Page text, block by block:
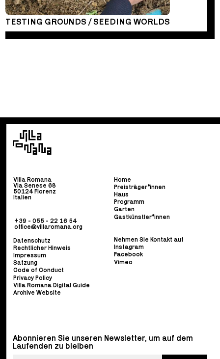
TESTING GROUNDS / SEEDING WORLDS
Villa Romana
Via Senese 68
50124 Florenz
Italien
+39 - 055 - 22 16 54
office@villaromana.org
Home
Preisträger*innen
Haus
Programm
Garten
Gastkünstler*innen
Datenschutz
Rechtlicher Hinweis
Impressum
Satzung
Code of Conduct
Privacy Policy
Villa Romana Digital Guide
Archive Website
Nehmen Sie Kontakt auf
Instagram
Facebook
Vimeo
Abonnieren Sie unseren Newsletter, um auf dem
Laufenden zu bleiben